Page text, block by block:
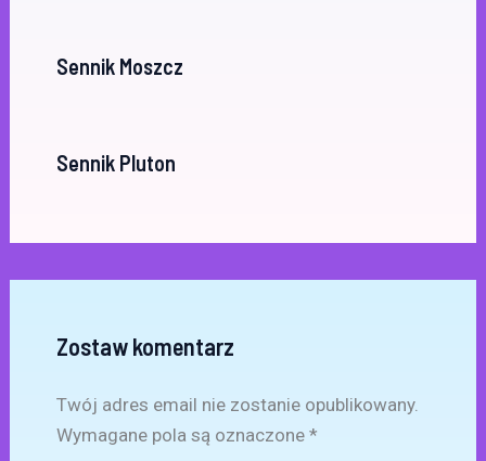
Sennik Moszcz
Sennik Pluton
Zostaw komentarz
Twój adres email nie zostanie opublikowany.
Wymagane pola są oznaczone *